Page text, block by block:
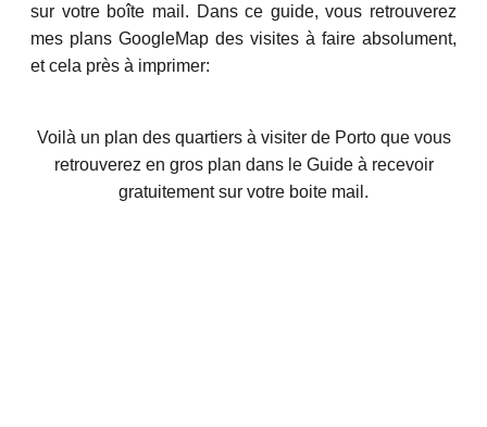
sur votre boîte mail. Dans ce guide, vous retrouverez
mes plans GoogleMap des visites à faire absolument,
et cela près à imprimer:
Voilà un plan des quartiers à visiter de Porto que vous
retrouverez en gros plan dans le Guide à recevoir
gratuitement sur votre boite mail.